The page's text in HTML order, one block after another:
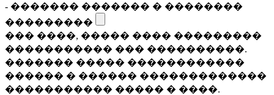
- ������� ������� � ��������
���������
��� ����, ����� ���� ���������
����������� ��� ����������.
������� ����� ������������
������ � ������ �������������
����������� ����� � ����.